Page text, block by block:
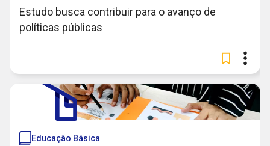
Estudo busca contribuir para o avanço de
políticas públicas
Educação Básica